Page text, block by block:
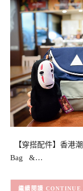
【穿搭配件】香港
Bag &…
CONTINUE